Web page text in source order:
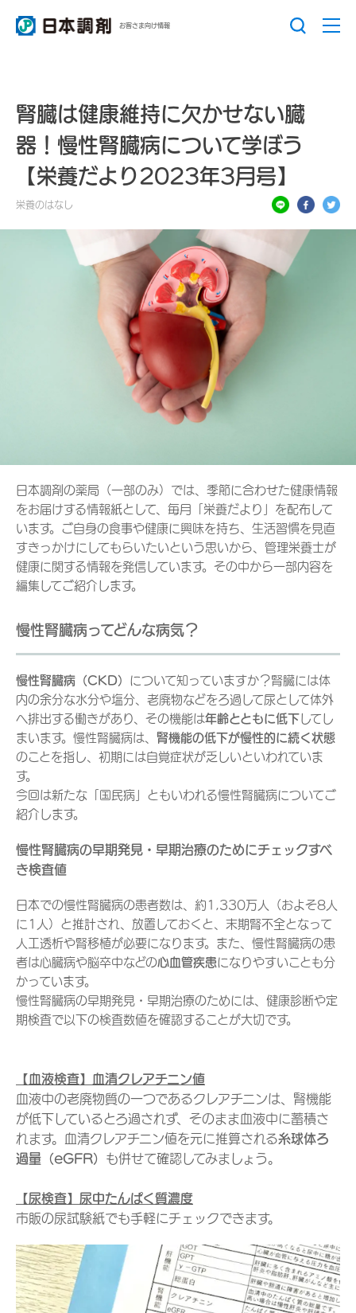
お客さま向け情報
腎臓は健康維持に欠かせない臓
器！慢性腎臓病について学ぼう
【栄養だより2023年3月号】
栄養のはなし
日本調剤の薬局（一部のみ）では、季節に合わせた健康情報
をお届けする情報紙として、毎月「栄養だより」を配布して
います。ご自身の食事や健康に興味を持ち、生活習慣を見直
すきっかけにしてもらいたいという思いから、管理栄養士が
健康に関する情報を発信しています。その中から一部内容を
編集してご紹介します。
慢性腎臓病ってどんな病気？
慢性腎臓病（CKD） について知っていますか？腎臓には体
内の余分な水分や塩分、老廃物などをろ過して尿として体外
へ排出する働きがあり、その機能は年齢とともに低下してし
まいます。慢性腎臓病は、 腎機能の低下が慢性的に続く状態
のことを指し、初期には自覚症状が乏しいといわれていま
す。
今回は新たな「国民病」ともいわれる慢性腎臓病についてご
紹介します。
慢性腎臓病の早期発見・早期治療のためにチェックすべ
き検査値
日本での慢性腎臓病の患者数は、約1,330万人（およそ8人
に1人）と推計され、放置しておくと、末期腎不全となって
人工透析や腎移植が必要になります。また、慢性腎臓病の患
者は心臓病や脳卒中などの心血管疾患になりやすいことも分
かっています。
慢性腎臓病の早期発見・早期治療のためには、健康診断や定
期検査で以下の検査数値を確認することが大切です。
【血液検査】血清クレアチニン値
血液中の老廃物質の一つであるクレアチニンは、腎機能
が低下しているとろ過されず、そのまま血液中に蓄積さ
れます。血清クレアチニン値を元に推算される糸球体ろ
過量（eGFR） も併せて確認してみましょう。
【尿検査】尿中たんぱく質濃度
市販の尿試験紙でも手軽にチェックできます。